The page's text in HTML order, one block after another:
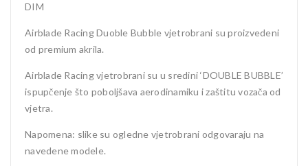
DIM
Airblade Racing Duoble Bubble vjetrobrani su proizvedeni
od premium akrila.
Airblade Racing vjetrobrani su u sredini ‘DOUBLE BUBBLE’
ispupčenje što poboljšava aerodinamiku i zaštitu vozača od
vjetra.
Napomena: slike su ogledne vjetrobrani odgovaraju na
navedene modele.